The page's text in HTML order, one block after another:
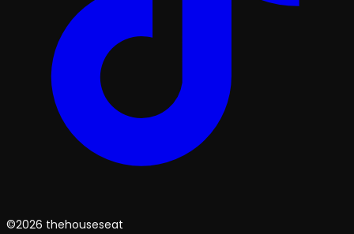
©2026 thehouseseat